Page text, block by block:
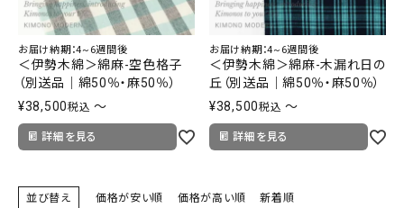
お届け納期：4~6週間後
＜伊勢木綿＞綿麻-空色格子
（別送品｜綿50％・麻50％）
¥38,500税込 〜
詳細を見る
お届け納期：4~6週間後
＜伊勢木綿＞綿麻-木漏れ日の
丘（別送品｜綿50％・麻50％）
¥38,500税込 〜
詳細を見る
並び替え 価格が安い順 価格が高い順 新着順